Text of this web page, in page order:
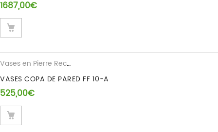
1687,00€
Vases en Pierre Reconstituee
VASES COPA DE PARED FF 10-A
525,00€